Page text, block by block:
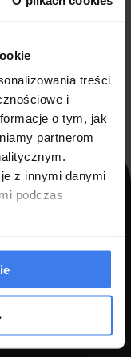
treści
i
o tym, jak
partnerom
z innymi danymi
podczas